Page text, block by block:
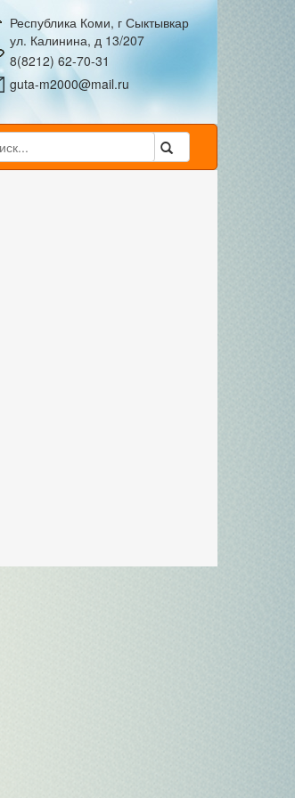
Республика Коми, г Сыктывкар
ул. Калинина, д 13/207
8(8212) 62-70-31
guta-m2000@mail.ru